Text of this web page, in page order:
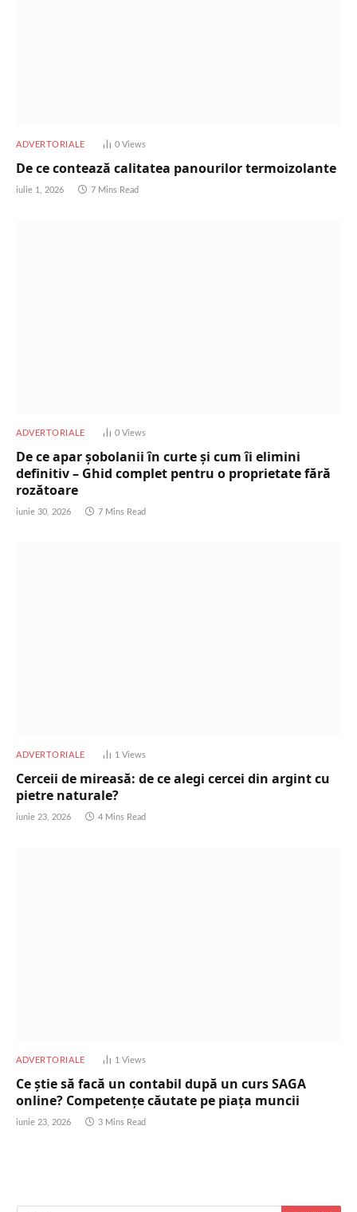
ADVERTORIALE 0 Views
De ce contează calitatea panourilor termoizolante
iulie 1, 2026 7 Mins Read
ADVERTORIALE 0 Views
De ce apar șobolanii în curte și cum îi elimini
definitiv – Ghid complet pentru o proprietate fără
rozătoare
iunie 30, 2026 7 Mins Read
ADVERTORIALE 1 Views
Cerceii de mireasă: de ce alegi cercei din argint cu
pietre naturale?
iunie 23, 2026 4 Mins Read
ADVERTORIALE 1 Views
Ce știe să facă un contabil după un curs SAGA
online? Competențe căutate pe piața muncii
iunie 23, 2026 3 Mins Read